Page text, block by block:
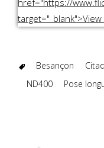
Besançon
ND400
Pose